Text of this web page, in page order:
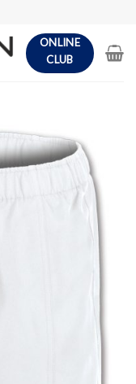
ONLINE
CLUB